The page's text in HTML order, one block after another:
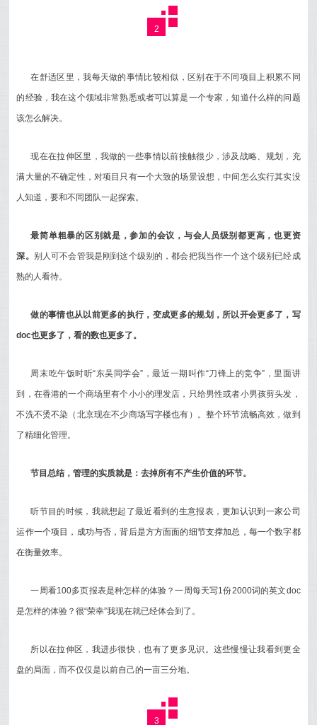
2
在舒适区里，我每天做的事情比较相似，区别在于不同项目上积累不同
的经验，我在这个领域非常熟悉或者可以算是一个专家，知道什么样的问题
该怎么解决。
现在在拉伸区里，我做的一些事情以前接触很少，涉及战略、规划，充
满大量的不确定性，对项目只有一个大致的场景设想，中间怎么实行其实没
人知道，要和不同团队一起探索。
最简单粗暴的区别就是，参加的会议，与会人员级别都更高，也更资
深。 别人可不会管我是刚到这个级别的，都会把我当作一个这个级别已经成
熟的人看待。
做的事情也从以前更多的执行，变成更多的规划，所以开会更多了，写
doc也更多了，看的数也更多了。
周末吃午饭时听“东吴同学会”，最近一期叫作“刀锋上的竞争”，里面讲
到，在香港的一个商场里有个小小的理发店，只给男性或者小男孩剪头发，
不洗不烫不染（北京现在不少商场写字楼也有）。整个环节流畅高效，做到
了精细化管理。
节目总结，管理的实质就是：去掉所有不产生价值的环节。
听节目的时候，我就想起了最近看到的生意报表，更加认识到一家公司
运作一个项目，成功与否，背后是方方面面的细节支撑加总，每一个数字都
在衡量效率。
一周看100多页报表是种怎样的体验？一周每天写1份2000词的英文doc
是怎样的体验？很“荣幸”我现在就已经体会到了。
所以在拉伸区，我进步很快，也有了更多见识。这些慢慢让我看到更全
盘的局面，而不仅仅是以前自己的一亩三分地。
3